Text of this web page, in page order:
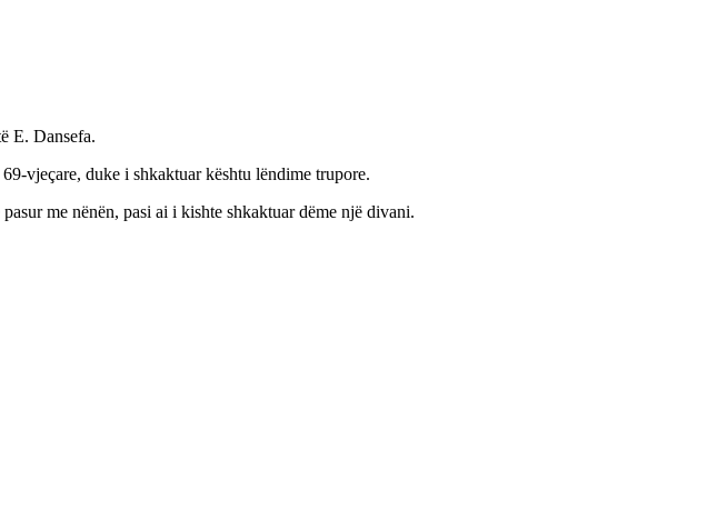
E. Dansefa.
vjeçare, duke i shkaktuar kështu lëndime trupore.
me nënën, pasi ai i kishte shkaktuar dëme një divani.